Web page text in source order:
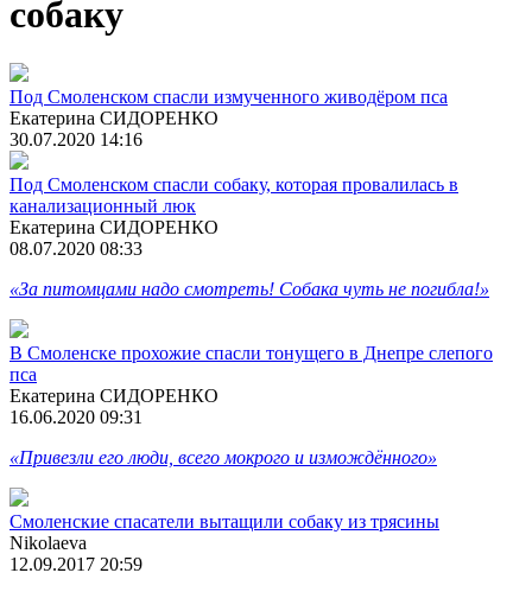
собаку
Под Смоленском спасли измученного живодёром пса
Екатерина СИДОРЕНКО
30.07.2020 14:16
Под Смоленском спасли собаку, которая провалилась в
канализационный люк
Екатерина СИДОРЕНКО
08.07.2020 08:33
«За питомцами надо смотреть! Собака чуть не погибла!»
В Смоленске прохожие спасли тонущего в Днепре слепого
пса
Екатерина СИДОРЕНКО
16.06.2020 09:31
«Привезли его люди, всего мокрого и измождённого»
Смоленские спасатели вытащили собаку из трясины
Nikolaeva
12.09.2017 20:59